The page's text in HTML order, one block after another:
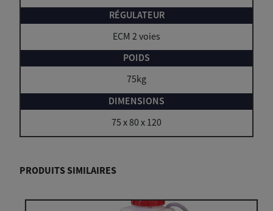
ECM 2 voies
75kg
75 x 80 x 120
PRODUITS SIMILAIRES